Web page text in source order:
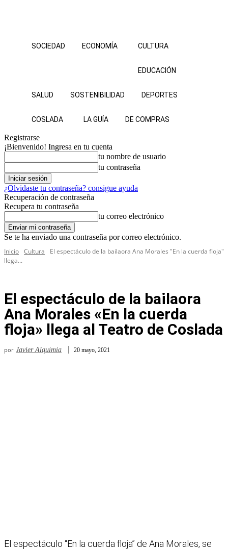
SOCIEDAD ECONOMÍA CULTURA
EDUCACIÓN
SALUD SOSTENIBILIDAD DEPORTES
COSLADA LA GUÍA DE COMPRAS
Registrarse
¡Bienvenido! Ingresa en tu cuenta
tu nombre de usuario
tu contraseña
¿Olvidaste tu contraseña? consigue ayuda
Recuperación de contraseña
Recupera tu contraseña
tu correo electrónico
Se te ha enviado una contraseña por correo electrónico.
Inicio Cultura
El espectáculo de la bailaora Ana Morales "En la cuerda floja"
llega...
El espectáculo de la bailaora
Ana Morales «En la cuerda
floja» llega al Teatro de Coslada
por Javier Alquimia 20 mayo, 2021
El espectáculo “En la cuerda floja” de Ana Morales, se